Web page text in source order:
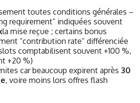
toutes conditions générales –
requirement” indiquées souvent
la mise reçue ; certains bonus
“contribution rate” différenciée
comptabilisent souvent +100 %,
+20 %)
car beaucoup expirent après 30
, voire moins lors offres flash